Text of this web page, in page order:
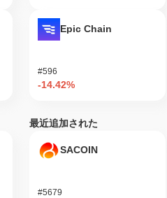
Epic Chain
#596
-14.42%
最近追加された
SACOIN
#5679